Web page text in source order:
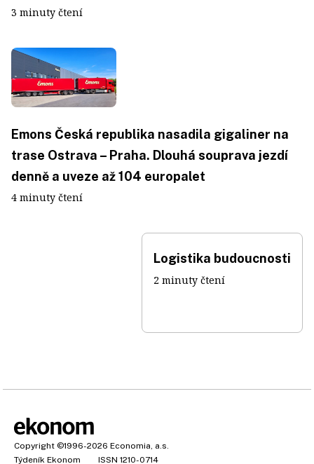
3 minuty čtení
Emons Česká republika nasadila gigaliner na
trase Ostrava – Praha. Dlouhá souprava jezdí
denně a uveze až 104 europalet
4 minuty čtení
Logistika budoucnosti
2 minuty čtení
Copyright ©1996-2026 Economia, a.s.
Týdeník Ekonom
ISSN 1210-0714